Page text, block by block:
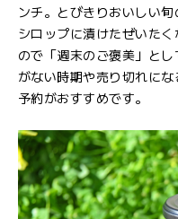
ンチ。とびきりおいしい
シロップに漬けたぜいた
ので「週末のご褒美」と
がない時期や売り切れに
予約がおすすめです。